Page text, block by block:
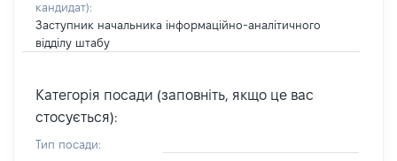
кандидат):
Заступник начальника інформаційно-аналітичного
відділу штабу
Категорія посади (заповніть, якщо це вас
стосується):
Тип посади: